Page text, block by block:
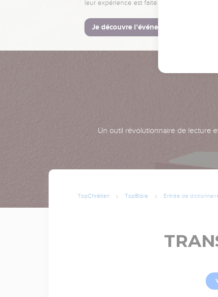
leur expérience est faite pour vous.
Je découvre l’événement
Un outil révolutionnaire de lecture
TopChrétien TopBible Entrée de